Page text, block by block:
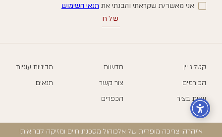
אני מאשר/ת שקראתי והבנתי את תנאי השימוש
קטלוג יין
הכורמים
שנות בציר
חדשות
צור קשר
הכפרים
מדיניות עוגיות
תנאים
אזהרה: צריכה מופרזת של אלכוהול מסכנת חיים ומזיקה לבריאות!